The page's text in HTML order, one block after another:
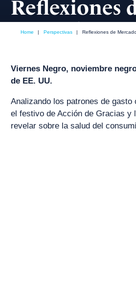
Reflexiones
Mercado –
Home | Perspectivas | Reflexiones de
Viernes Negro, noviembre
de EE. UU.
Analizando los patrones de gasto
el festivo de Acción de Gracias y
revelar sobre la salud del